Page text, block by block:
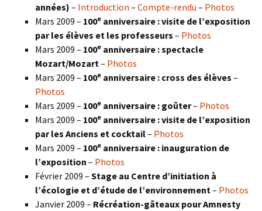
années) – Introduction – Compte-rendu – Photos
Mars 2009 – 100e anniversaire : visite de l’exposition
par les élèves et les professeurs – Photos
Mars 2009 – 100e anniversaire : spectacle
Mozart/Mozart – Photos
Mars 2009 – 100e anniversaire : cross des élèves –
Photos
Mars 2009 – 100e anniversaire : goûter– Photos
Mars 2009 – 100e anniversaire : visite de l’exposition
par les Anciens et cocktail– Photos
Mars 2009 – 100e anniversaire : inauguration de
l’exposition – Photos
Février 2009 – Stage au Centre d’initiation à
l’écologie et d’étude de l’environnement – Photos
Janvier 2009 – Récréation-gâteaux pour Amnesty